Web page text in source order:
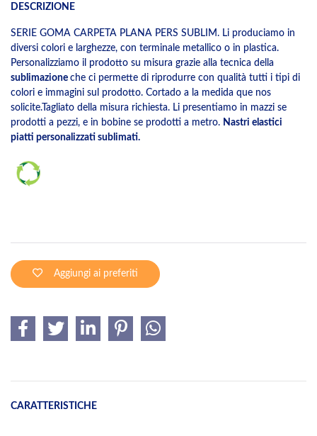
DESCRIZIONE
SERIE GOMA CARPETA PLANA PERS SUBLIM. Li produciamo in
diversi colori e larghezze, con terminale metallico o in plastica.
Personalizziamo il prodotto su misura grazie alla tecnica della
sublimazione che ci permette di riprodurre con qualità tutti i tipi di
colori e immagini sul prodotto. Cortado a la medida que nos
solicite.Tagliato della misura richiesta. Li presentiamo in mazzi se
prodotti a pezzi, e in bobine se prodotti a metro. Nastri elastici
piatti personalizzati sublimati.
Aggiungi ai preferiti
CARATTERISTICHE